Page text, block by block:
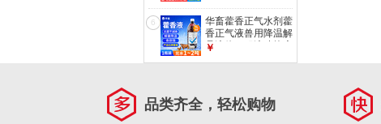
饲料20斤【整吨
39.9/袋】
6
华畜藿香正气水剂藿
香正气液兽用降温解
暑液体口服液猪抗应
￥
品类齐全，轻松购物